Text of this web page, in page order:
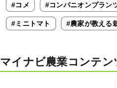
#コメ #コンパニオンプラン
#ミニトマト #農家が教える
マイナビ農業コンテン